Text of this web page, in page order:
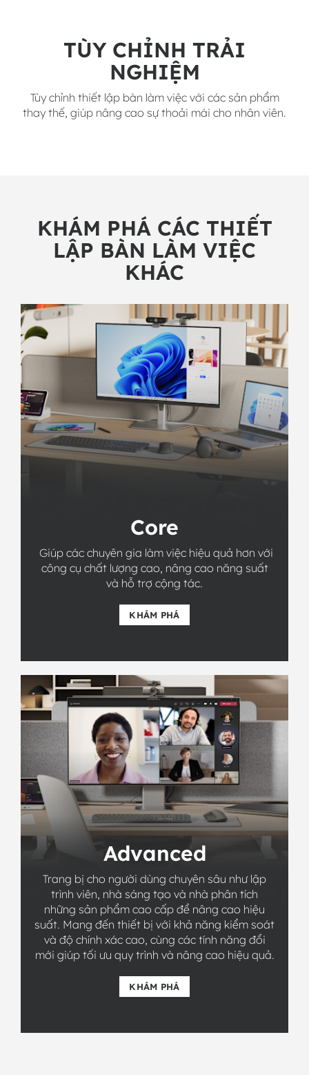
TÙY CHỈNH TRẢI
NGHIỆM
Tùy chỉnh thiết lập bàn làm việc với các sản phẩm
thay thế, giúp nâng cao sự thoải mái cho nhân viên.
KHÁM PHÁ CÁC THIẾT
LẬP BÀN LÀM VIỆC
KHÁC
Core
Giúp các chuyên gia làm việc hiệu quả hơn với
công cụ chất lượng cao, nâng cao năng suất
và hỗ trợ cộng tác.
KHÁM PHÁ
Advanced
Trang bị cho người dùng chuyên sâu như lập
trình viên, nhà sáng tạo và nhà phân tích
những sản phẩm cao cấp để nâng cao hiệu
suất. Mang đến thiết bị với khả năng kiểm soát
và độ chính xác cao, cùng các tính năng đổi
mới giúp tối ưu quy trình và nâng cao hiệu quả.
KHÁM PHÁ